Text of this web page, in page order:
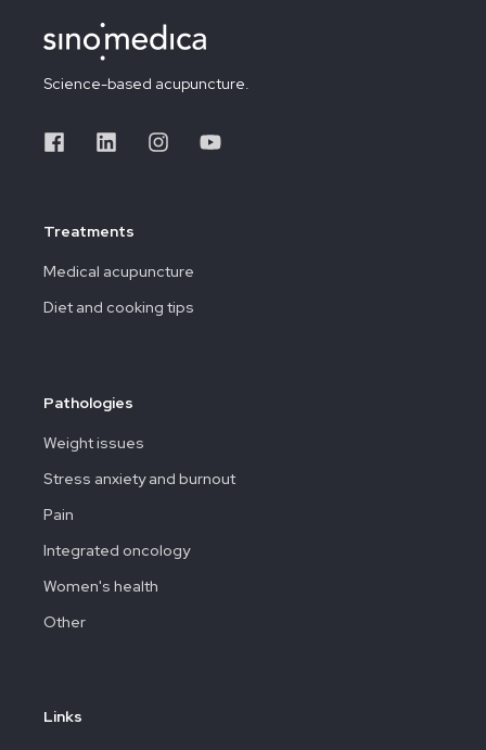
Science-based acupuncture.
Treatments
Medical acupuncture
Diet and cooking tips
Pathologies
Weight issues
Stress anxiety and burnout
Pain
Integrated oncology
Women's health
Other
Links